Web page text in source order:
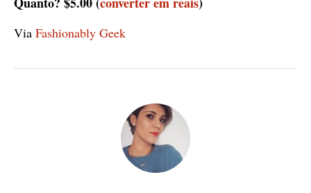
Via Fashionably Geek